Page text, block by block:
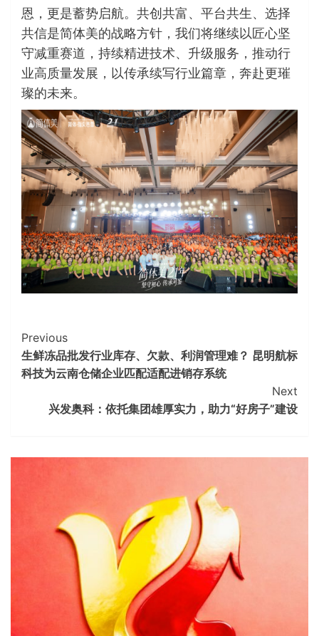
恩，更是蓄势启航。共创共富、平台共生、选择
共信是简体美的战略方针，我们将继续以匠心坚
守减重赛道，持续精进技术、升级服务，推动行
业高质量发展，以传承续写行业篇章，奔赴更璀
璨的未来。
Continue
Reading
Previous
生鲜冻品批发行业库存、欠款、利润管理难？ 昆明航标
科技为云南仓储企业匹配适配进销存系统
Next
兴发奥科：依托集团雄厚实力，助力“好房子”建设